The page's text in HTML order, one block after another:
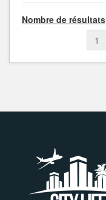
Nombre de résultats
1